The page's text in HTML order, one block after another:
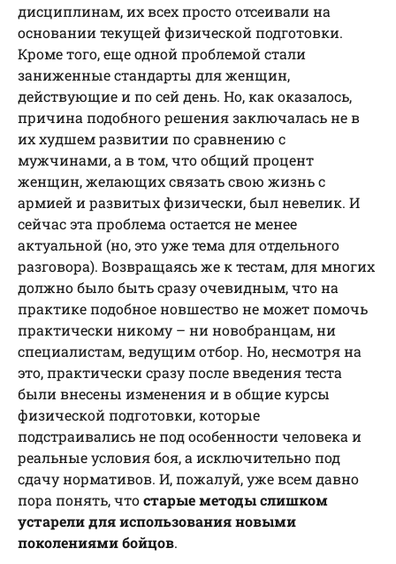
дисциплинам, их всех просто отсеивали на
основании текущей физической подготовки.
Кроме того, еще одной проблемой стали
заниженные стандарты для женщин,
действующие и по сей день. Но, как оказалось,
причина подобного решения заключалась не в
их худшем развитии по сравнению с
мужчинами, а в том, что общий процент
женщин, желающих связать свою жизнь с
армией и развитых физически, был невелик. И
сейчас эта проблема остается не менее
актуальной (но, это уже тема для отдельного
разговора). Возвращаясь же к тестам, для многих
должно было быть сразу очевидным, что на
практике подобное новшество не может помочь
практически никому – ни новобранцам, ни
специалистам, ведущим отбор. Но, несмотря на
это, практически сразу после введения теста
были внесены изменения и в общие курсы
физической подготовки, которые
подстраивались не под особенности человека и
реальные условия боя, а исключительно под
сдачу нормативов. И, пожалуй, уже всем давно
пора понять, чтостарые методы слишком
устарели для использования новыми
поколениями бойцов.